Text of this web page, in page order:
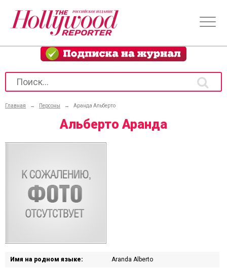
Главная → Персоны → Аранда Альберто
Альберто Аранда
Имя на родном языке: Aranda Alberto